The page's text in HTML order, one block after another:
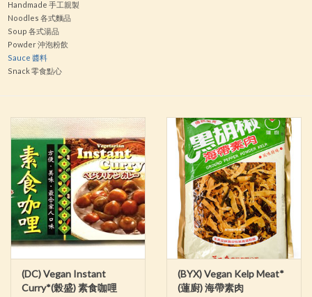
Handmade 手工親製
Noodles 各式麵品
Soup 各式湯品
Powder 沖泡粉飲
Sauce 醬料
Snack 零食點心
(DC) Vegan Instant
Curry*(榖盛) 素食咖哩
(BYX) Vegan Kelp Meat*
(蓮廚) 海帶素肉